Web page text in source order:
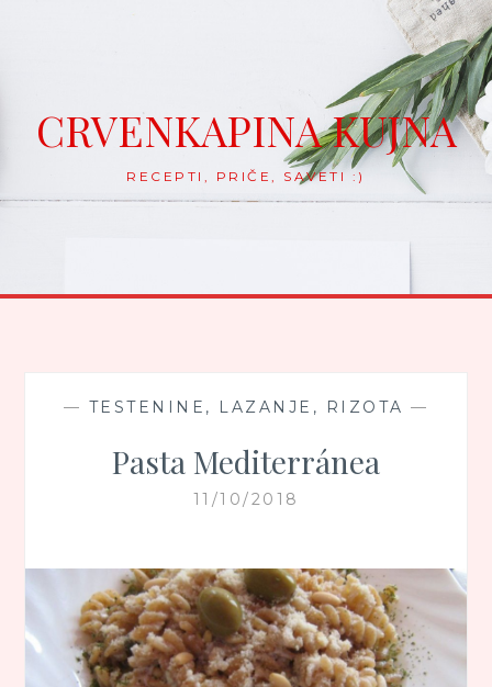
CRVENKAPINA KUJNA
RECEPTI, PRIČE, SAVETI :)
— TESTENINE, LAZANJE, RIZOTA —
Pasta Mediterránea
11/10/2018